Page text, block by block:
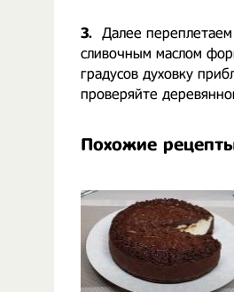
3. Далее
сливочным маслом
градусов духовку
проверяйте
Похожие